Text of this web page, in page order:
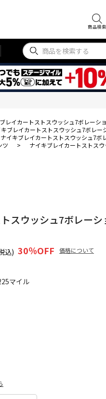
商品検索
レイカートストスウッシュ7ボレーシ
ブレイカートストスウッシュ7ボレー
ナイキブレイカートストスウッシュ7ボ
ツ > ナイキブレイカートストス
マイル
スウッシュ7ボレーシ
込) 30％OFF 価格について